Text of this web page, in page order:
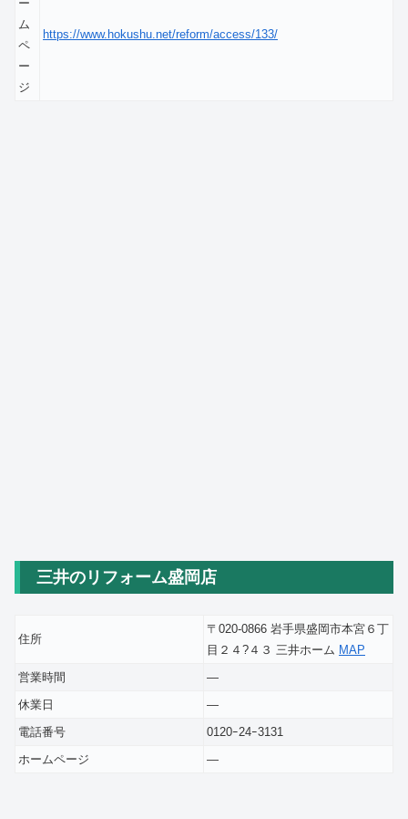
ー
ム
ペ
ー
ジ
https://www.hokushu.net/reform/access/133/
三井のリフォーム盛岡店
住所
〒020-0866 岩手県盛岡市本宮６丁
目２４?４３ 三井ホーム MAP
営業時間
―
休業日
―
電話番号
0120ｰ24ｰ3131
ホームページ
―